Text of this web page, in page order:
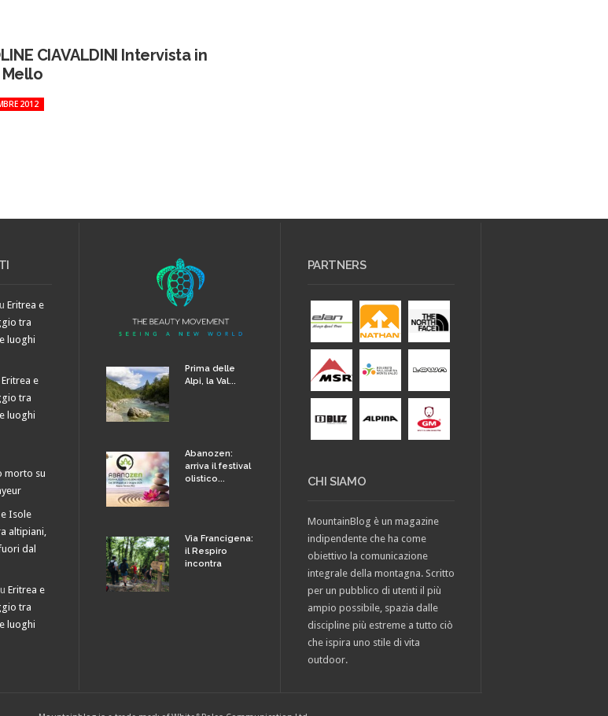
CIAVALDINI Intervista in
2012
Eritrea e
tra
luoghi
Eritrea e
tra
luoghi
morto su
Isole
altipiani,
dal
Eritrea e
tra
luoghi
Prima delle
Alpi, la Val...
Abanozen:
arriva il festival
olistico...
Via Francigena:
il Respiro
incontra
PARTNERS
CHI SIAMO
MountainBlog è un magazine
indipendente che ha come
obiettivo la comunicazione
integrale della montagna. Scritto
per un pubblico di utenti il più
ampio possibile, spazia dalle
discipline più estreme a tutto ciò
che ispira uno stile di vita
outdoor.